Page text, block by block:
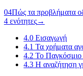
04Πώς τα προβλήματα
4 ενότητες→
4.0 Εισαγωγή
4.1 Τα χρήματα
4.2 Το Παγκόσμιο
4.3 Η αναζήτηση